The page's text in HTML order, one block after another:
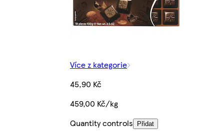
Více z kategorie
45,90 Kč
459,00 Kč/kg
Quantity controls
Přidat